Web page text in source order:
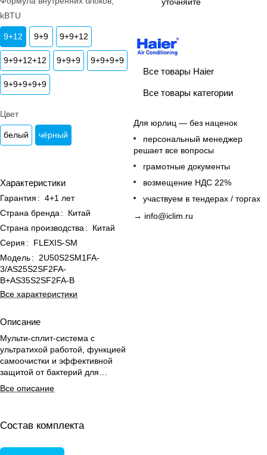
kBTU
9+12 9+9 9+9+12
9+9+12+12 9+9+9 9+9+9+9
9+9+9+9+9
Цвет
белый чёрный
Характеристики
Гарантия : 4+1 лет
Страна бренда :
Китай
Страна производства :
Китай
Серия :
FLEXIS-SM
Модель:
2U50S2SM1FA-
3/AS25S2SF2FA-
B+AS35S2SF2FA-B
Все характеристики
Описание
Мульти-сплит-система с
ультратихой работой, функцией
самоочистки и эффективной
защитой от бактерий для
комфорта в двух комнатах.
Все описание
Все товары Haier
Все товары категории
Для юрлиц — без наценок
персональный менеджер
решает все вопросы
грамотные документы
возмещение НДС 22%
участвуем в тендерах / торгах
→ info@iclim.ru
Состав комплекта